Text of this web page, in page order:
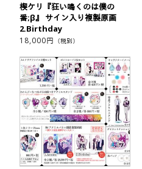
楔ケリ『狂い鳴くのは僕の
番;β』 サイン入り複製原画
2.Birthday
18,000円 （税別）